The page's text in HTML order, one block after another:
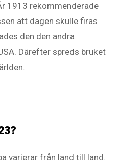
1913 rekommenderade
att dagen skulle firas
den den andra
Därefter spreds bruket
varierar från land till land.